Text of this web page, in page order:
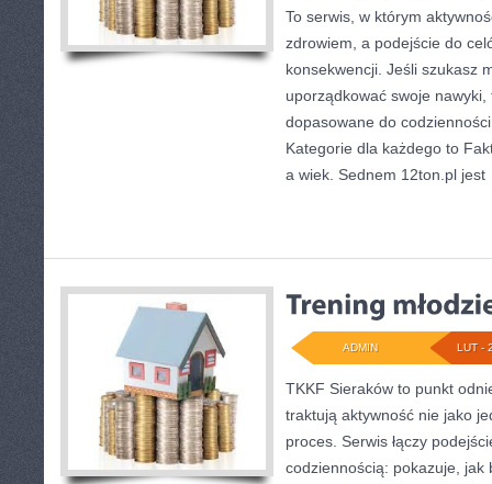
To serwis, w którym
zdrowiem, a podejście do
konsekwencji. Jeśli szukasz
uporządkować swoje
dopasowane do
Kategorie dla każdego to
a wiek. Sednem 12ton.pl jest
LUT -
ADMIN
TKKF Sieraków to punkt
traktują aktywność nie jako
proces. Serwis łączy
codziennością: pokazuje, jak